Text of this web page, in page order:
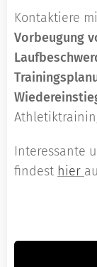
Kontaktiere
Vorbeugung
Interessante
findest hier